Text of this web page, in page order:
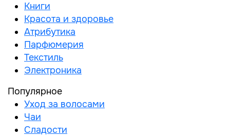
Книги
Красота и здоровье
Атрибутика
Парфюмерия
Текстиль
Электроника
Популярное
Уход за волосами
Чаи
Сладости